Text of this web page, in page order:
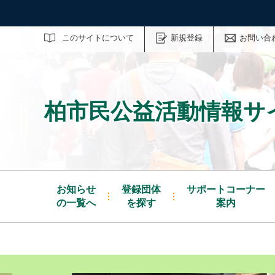
このサイトについて 新規登録 お問い合
サイト内検索
柏市民公益活動情報
お知らせ
の一覧へ
登録団体
を探す
サポートコーナー
案内